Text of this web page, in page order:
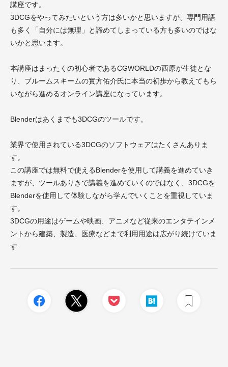
講座です。
3DCGをやってみたいという方は多いかと思いますが、専門用語
も多く「自分には無理」と諦めてしまっている方も多いのではな
いかと思います。
本講座はまったくの初心者であるCGWORLDの西原が生徒とな
り、ブルームスキームの實方佑介氏に本当の初歩から教えてもら
いながら進めるオンライン講座になっています。
Blenderはあくまでも3DCGのツールです。
業界で使用されている3DCGのソフトウェアはたくさんありま
す。
この講座では無料で使えるBlenderを使用して講義を進めていき
ますが、ツールありきで講義を進めていくのではなく、3DCGを
Blenderを使用して体験しながら学んでいくことを重視していま
す。
3DCGの用途はゲームや映画、アニメなど従来のエンタテインメ
ントから建築、製造、医療などまで利用用途は広がり続けていま
す